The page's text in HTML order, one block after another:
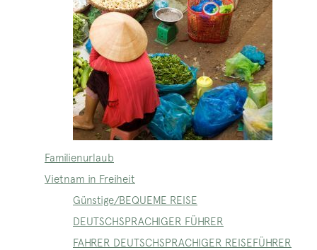
Familienurlaub
Vietnam in Freiheit
Günstige/BEQUEME REISE
DEUTSCHSPRACHIGER FÜHRER
FAHRER DEUTSCHSPRACHIGER REISEFÜHRER